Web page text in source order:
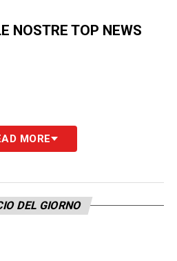
NOSTRE TOP NEWS
MORE
DEL GIORNO